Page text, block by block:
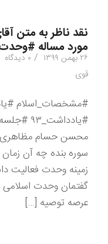
نقد ناظر به متن
مورد مساله #وحدت
۲۶ بهمن ۱۳۹۹ / ۰ دیدگاه
قوی
#مشخصات_اسلام
محسن حسام مظاهری
سوره بنده چه آن
زمینه وحدت فعالیت
گفتمان وحدت اسلامی
عرصه توصیه […]